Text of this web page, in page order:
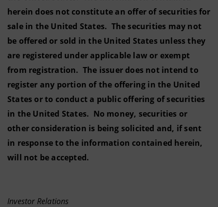
herein does not constitute an offer of securities for
sale in the United States. The securities may not
be offered or sold in the United States unless they
are registered under applicable law or exempt
from registration. The issuer does not intend to
register any portion of the offering in the United
States or to conduct a public offering of securities
in the United States. No money, securities or
other consideration is being solicited and, if sent
in response to the information contained herein,
will not be accepted.
Investor Relations